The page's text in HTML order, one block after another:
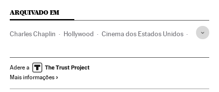
ARQUIVADO EM
Charles Chaplin Hollywood Cinema dos Estados Unidos
Manipulação informativa
Comunicação
Adere a
Mais informações